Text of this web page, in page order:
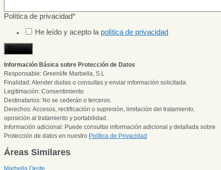
Política de privacidad*
He leído y acepto la política de privacidad
Enviar
Información Básica sobre Protección de Datos
Responsable: Greenlife Marbella, S.L
Finalidad: Atender dudas o consultas y enviar información solicitada.
Legitimación: Consentimiento
Destinatarios: No se cederán o terceros.
Derechos: Accesos, rectificación o supresión, limitación del tratamiento,
oposición al tratamiento y portabilidad.
Información adicional: Puede consultar información adicional y detallada sobre
Protección de datos en nuestro Política de Privacidad
Áreas Similares
Marbella Oeste